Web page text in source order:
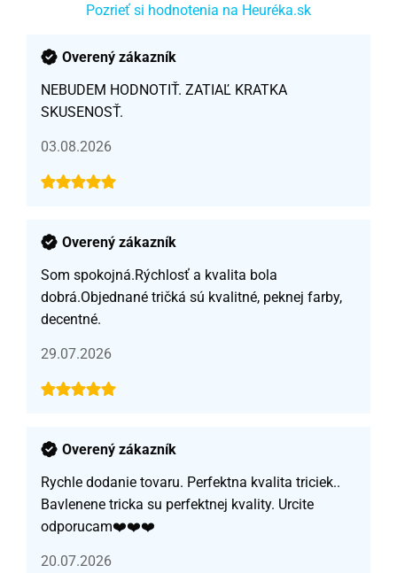
Pozrieť si hodnotenia na Heuréka.sk
Overený zákazník
NEBUDEM HODNOTIŤ. ZATIAĽ KRATKA
SKUSENOSŤ.
03.08.2026
Overený zákazník
Som spokojná.Rýchlosť a kvalita bola
dobrá.Objednané tričká sú kvalitné, peknej farby,
decentné.
29.07.2026
Overený zákazník
Rychle dodanie tovaru. Perfektna kvalita triciek..
Bavlenene tricka su perfektnej kvality. Urcite
odporucam❤️❤️❤️
20.07.2026